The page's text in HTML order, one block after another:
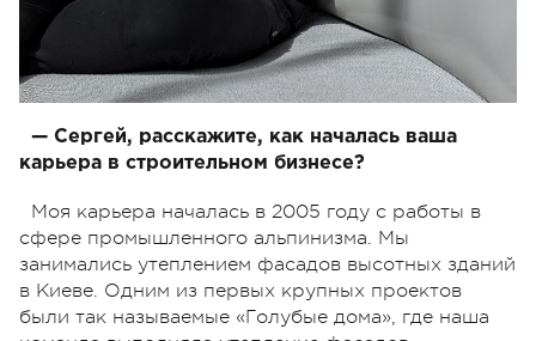
— Сергей, расскажите, как началась ваша
карьера в строительном бизнесе?
Моя карьера началась в 2005 году с работы в
сфере промышленного альпинизма. Мы
занимались утеплением фасадов высотных зданий
в Киеве. Одним из первых крупных проектов
были так называемые «Голубые дома», где наша